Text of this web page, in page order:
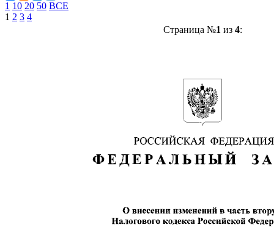
1 10 20 50 ВСЕ
1 2 3 4
Страница №1 из 4: